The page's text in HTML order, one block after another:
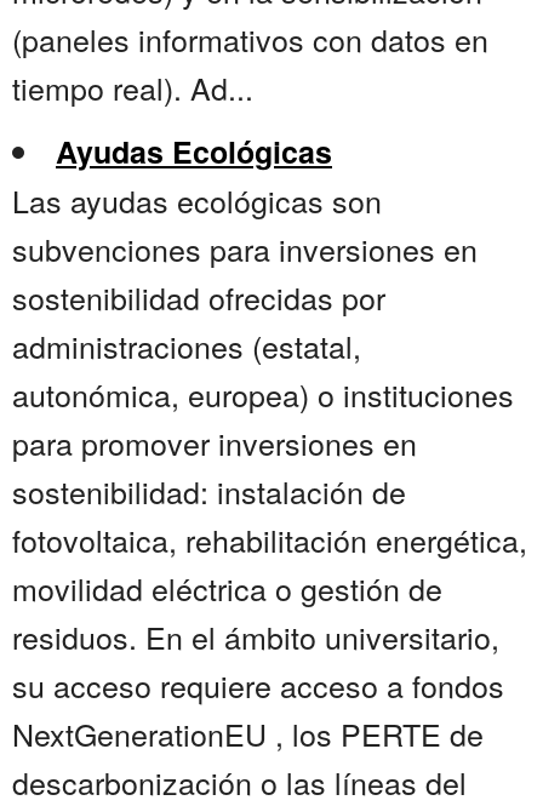
(paneles informativos con datos en
tiempo real). Ad...
Ayudas Ecológicas
Las ayudas ecológicas son
subvenciones para inversiones en
sostenibilidad ofrecidas por
administraciones (estatal,
autonómica, europea) o instituciones
para promover inversiones en
sostenibilidad: instalación de
fotovoltaica, rehabilitación energética,
movilidad eléctrica o gestión de
residuos. En el ámbito universitario,
su acceso requiere acceso a fondos
NextGenerationEU , los PERTE de
descarbonización o las líneas del